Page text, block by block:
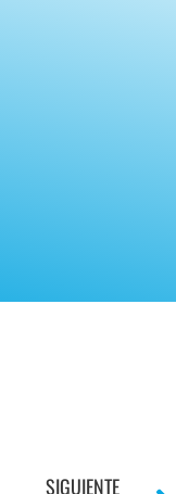
SIGUIENTE